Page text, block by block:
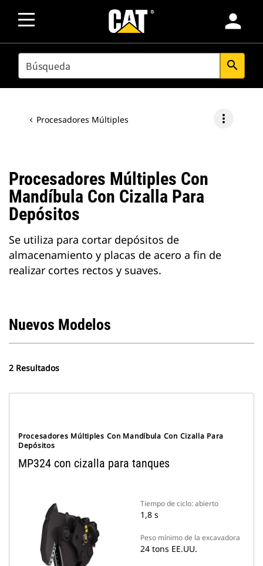
person
SEARCH search
Procesadores Múltiples more_vert
Procesadores Múltiples Con
Mandíbula Con Cizalla Para
Depósitos
Se utiliza para cortar depósitos de
almacenamiento y placas de acero a fin de
realizar cortes rectos y suaves.
Nuevos Modelos
2 Resultados
Procesadores Múltiples Con Mandíbula Con Cizalla Para
Depósitos
MP324 con cizalla para tanques
Tiempo de ciclo: abierto
1,8 s
Peso mínimo de la excavadora
24 tons EE.UU.